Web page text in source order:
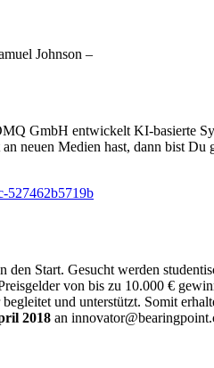
Johnson –
GmbH entwickelt KI-basierte
neuen Medien hast, dann bist
527462b5719b
Start. Gesucht werden
von bis zu 10.000 €
und unterstützt. Somit
2018 an